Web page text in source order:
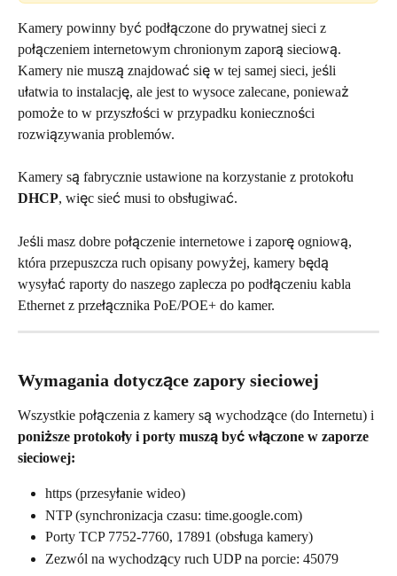
Kamery powinny być podłączone do prywatnej sieci z
połączeniem internetowym chronionym zaporą sieciową.
Kamery nie muszą znajdować się w tej samej sieci, jeśli
ułatwia to instalację, ale jest to wysoce zalecane, ponieważ
pomoże to w przyszłości w przypadku konieczności
rozwiązywania problemów.
Kamery są fabrycznie ustawione na korzystanie z protokołu
DHCP, więc sieć musi to obsługiwać.
Jeśli masz dobre połączenie internetowe i zaporę ogniową,
która przepuszcza ruch opisany powyżej, kamery będą
wysyłać raporty do naszego zaplecza po podłączeniu kabla
Ethernet z przełącznika PoE/POE+ do kamer.
Wymagania dotyczące zapory sieciowej
Wszystkie połączenia z kamery są wychodzące (do Internetu) i
poniższe protokoły i porty muszą być włączone w zaporze
sieciowej:
https (przesyłanie wideo)
NTP (synchronizacja czasu: time.google.com)
Porty TCP 7752-7760, 17891 (obsługa kamery)
Zezwól na wychodzący ruch UDP na porcie: 45079